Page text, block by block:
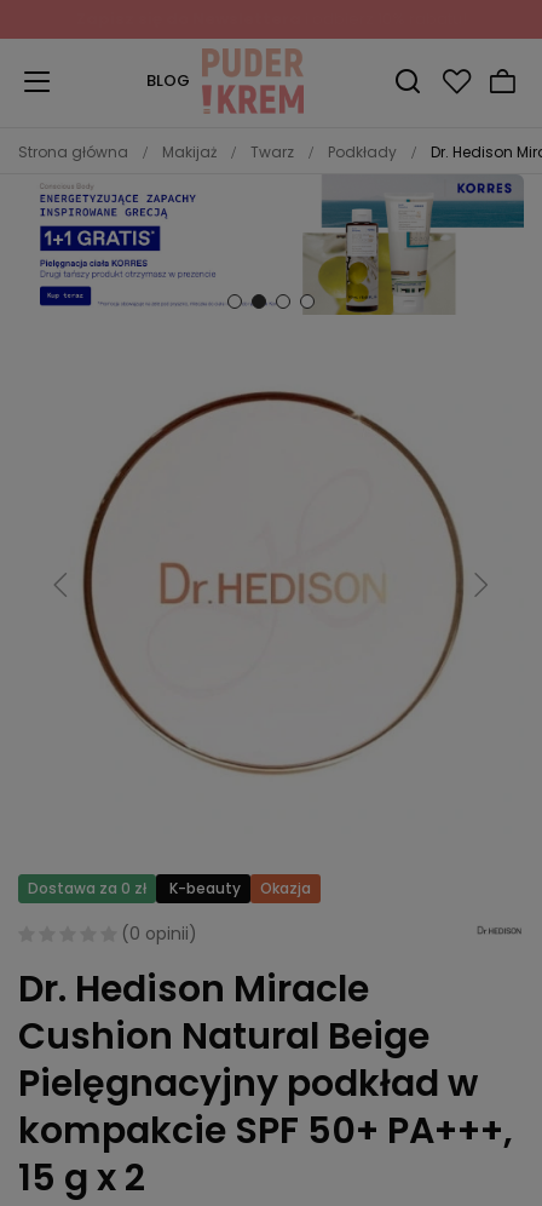
BLOG
Strona główna Makijaż Twarz Podkłady Dr. Hedison
Dostawa za 0 zł K-beauty Okazja
(0 opinii)
Dr. Hedison Miracle
Cushion Natural Beige
Pielęgnacyjny podkład w
kompakcie SPF 50+ PA+++,
15 g x 2